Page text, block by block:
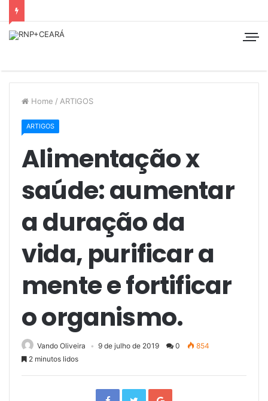
Home / ARTIGOS
ARTIGOS
Alimentação x
saúde: aumentar
a duração da
vida, purificar a
mente e fortificar
o organismo.
Vando Oliveira 9 de julho de 2019 0
854
2 minutos lidos
F T